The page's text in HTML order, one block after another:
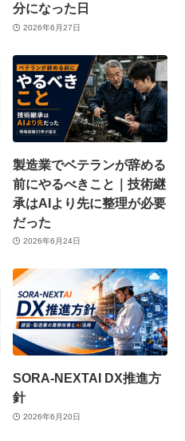
分になった日
2026年6月27日
製造業でベテランが辞める
前にやるべきこと｜技術継
承はAIより先に整理が必要
だった
2026年6月24日
SORA-NEXTAI DX推進方
針
2026年6月20日